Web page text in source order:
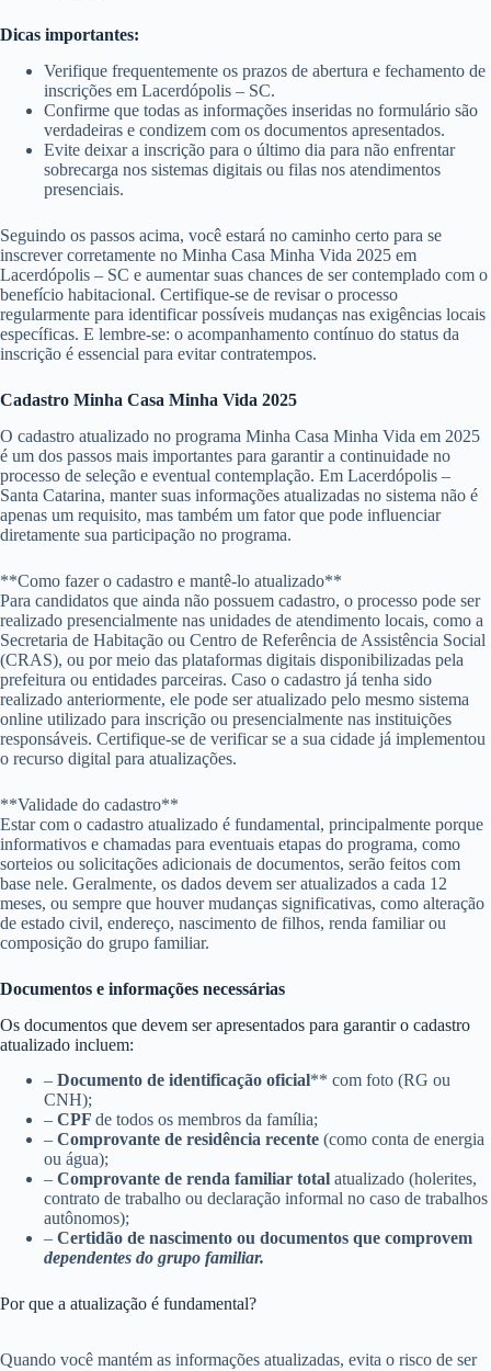
Dicas importantes:
Verifique frequentemente os prazos de abertura e fechamento de
inscrições em Lacerdópolis – SC.
Confirme que todas as informações inseridas no formulário são
verdadeiras e condizem com os documentos apresentados.
Evite deixar a inscrição para o último dia para não enfrentar
sobrecarga nos sistemas digitais ou filas nos atendimentos
presenciais.
Seguindo os passos acima, você estará no caminho certo para se
inscrever corretamente no Minha Casa Minha Vida 2025 em
Lacerdópolis – SC e aumentar suas chances de ser contemplado com o
benefício habitacional. Certifique-se de revisar o processo
regularmente para identificar possíveis mudanças nas exigências locais
específicas. E lembre-se: o acompanhamento contínuo do status da
inscrição é essencial para evitar contratempos.
Cadastro Minha Casa Minha Vida 2025
O cadastro atualizado no programa Minha Casa Minha Vida em 2025
é um dos passos mais importantes para garantir a continuidade no
processo de seleção e eventual contemplação. Em Lacerdópolis –
Santa Catarina, manter suas informações atualizadas no sistema não é
apenas um requisito, mas também um fator que pode influenciar
diretamente sua participação no programa.
**Como fazer o cadastro e mantê-lo atualizado**
Para candidatos que ainda não possuem cadastro, o processo pode ser
realizado presencialmente nas unidades de atendimento locais, como a
Secretaria de Habitação ou Centro de Referência de Assistência Social
(CRAS), ou por meio das plataformas digitais disponibilizadas pela
prefeitura ou entidades parceiras. Caso o cadastro já tenha sido
realizado anteriormente, ele pode ser atualizado pelo mesmo sistema
online utilizado para inscrição ou presencialmente nas instituições
responsáveis. Certifique-se de verificar se a sua cidade já implementou
o recurso digital para atualizações.
**Validade do cadastro**
Estar com o cadastro atualizado é fundamental, principalmente porque
informativos e chamadas para eventuais etapas do programa, como
sorteios ou solicitações adicionais de documentos, serão feitos com
base nele. Geralmente, os dados devem ser atualizados a cada 12
meses, ou sempre que houver mudanças significativas, como alteração
de estado civil, endereço, nascimento de filhos, renda familiar ou
composição do grupo familiar.
Documentos e informações necessárias
Os documentos que devem ser apresentados para garantir o cadastro
atualizado incluem:
– Documento de identificação oficial** com foto (RG ou
CNH);
– CPF de todos os membros da família;
– Comprovante de residência recente (como conta de energia
ou água);
– Comprovante de renda familiar total atualizado (holerites,
contrato de trabalho ou declaração informal no caso de trabalhos
autônomos);
– Certidão de nascimento ou documentos que comprovem
dependentes do grupo familiar.
Por que a atualização é fundamental?
Quando você mantém as informações atualizadas, evita o risco de ser